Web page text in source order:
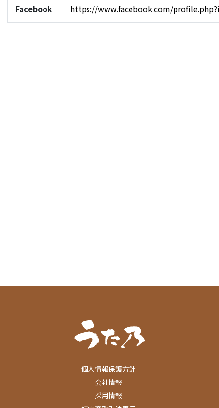
Facebook https://www.facebook.com/
個人情報保護方針
会社情報
採用情報